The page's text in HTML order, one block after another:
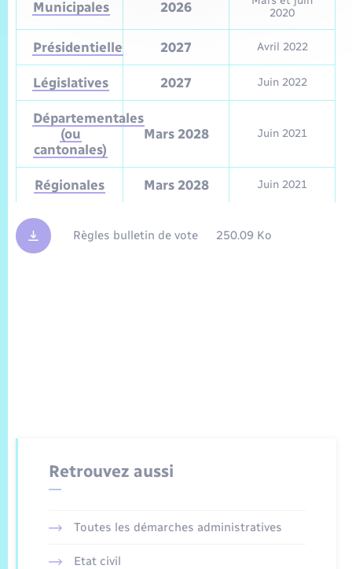
Municipales 2026
2020
Présidentielle 2027 Avril 2022
Législatives 2027 Juin 2022
Départementales
(ou
cantonales)
Mars 2028 Juin 2021
Régionales Mars 2028 Juin 2021
Règles bulletin de vote 250.09 Ko
Retrouvez aussi
Toutes les démarches administratives
Etat civil